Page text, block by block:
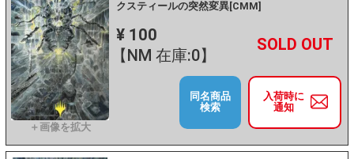
クスティールの突然変異[CMM]
¥ 100
【NM 在庫:0】
－ +
入荷時に
通知
同名商品
検索